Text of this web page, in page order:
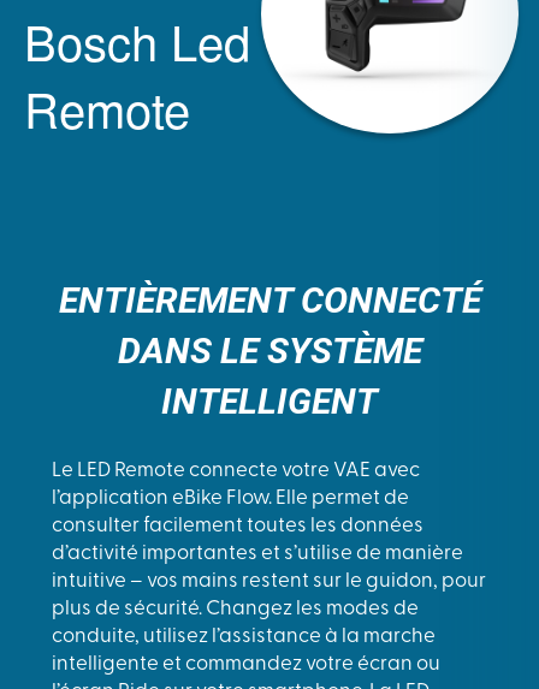
Bosch Led
Remote
ENTIÈREMENT CONNECTÉ
DANS LE SYSTÈME
INTELLIGENT
Le LED Remote connecte votre VAE avec
l’application eBike Flow. Elle permet de
consulter facilement toutes les données
d’activité importantes et s’utilise de manière
intuitive – vos mains restent sur le guidon, pour
plus de sécurité. Changez les modes de
conduite, utilisez l’assistance à la marche
intelligente et commandez votre écran ou